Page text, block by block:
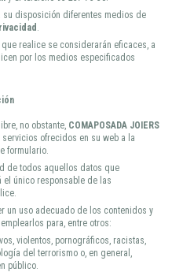
su disposición diferentes medios de
.
realice se considerarán eficaces, a
por los medios especificados
no obstante, COMAPOSADA JOIERS
ofrecidos en su web a la
formulario.
de todos aquellos datos que
el único responsable de las
un uso adecuado de los contenidos y
para, entre otros:
violentos, pornográficos, racistas,
del terrorismo o, en general,
público.